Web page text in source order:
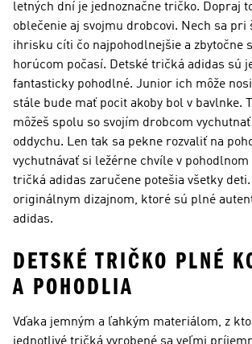
letných dní je jednoznačne tričko. Dopraj
oblečenie aj svojmu drobcovi. Nech sa pri
ihrisku cíti čo najpohodlnejšie a zbytočne
horúcom počasí. Detské tričká adidas sú
fantasticky pohodlné. Junior ich môže
stále bude mať pocit akoby bol v bavlnke.
môžeš spolu so svojím drobcom vychutnať
oddychu. Len tak sa pekne rozvaliť na
vychutnávať si ležérne chvíle v
tričká adidas zaručene potešia všetky
originálnym dizajnom, ktoré sú plné
adidas.
DETSKÉ TRIČKO PLNÉ
A POHODLIA
Vďaka jemným a ľahkým materiálom, z